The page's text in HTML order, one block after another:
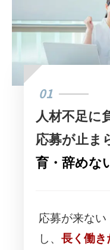
01
人材不足に
応募が止ま
育・辞めな
応募が来な
し、長く働き